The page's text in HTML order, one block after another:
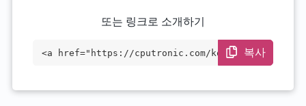
또는 링크로 소개하기
<a href="https://cputronic.com/ko/cpu/in
복사